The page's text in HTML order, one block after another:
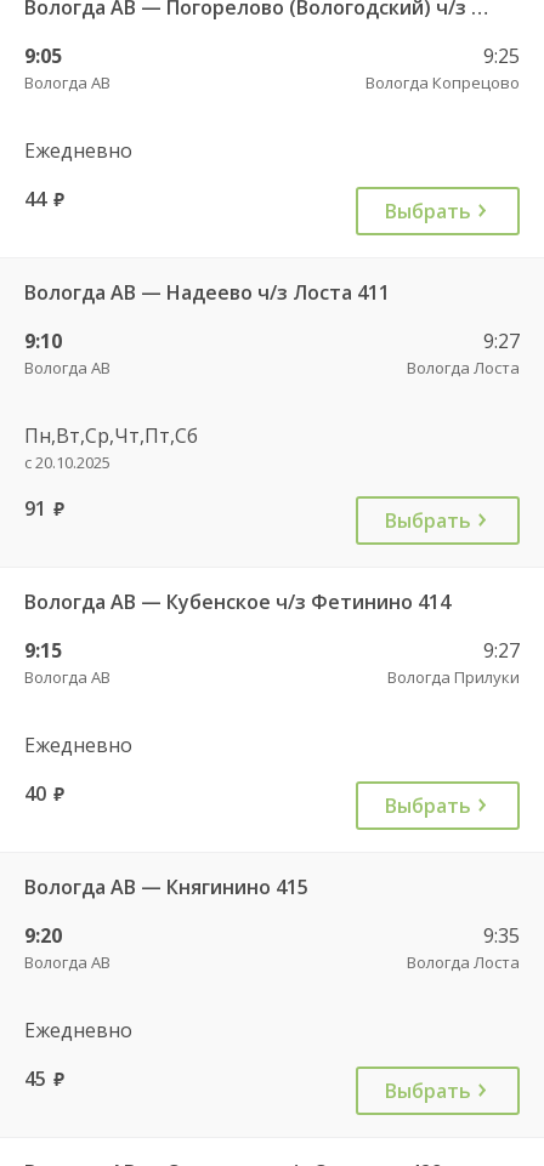
Вологда АВ — Погорелово (Вологодский) ч/з Новый Источник 422
9:05
Вологда АВ
9:25
Вологда Копрецово
Ежедневно
44 руб. Выбрать
Вологда АВ — Надеево ч/з Лоста 411
9:10
Вологда АВ
9:27
Вологда Лоста
Пн,Вт,Ср,Чт,Пт,Сб
с 20.10.2025
91 руб. Выбрать
Вологда АВ — Кубенское ч/з Фетинино 414
9:15
Вологда АВ
9:27
Вологда Прилуки
Ежедневно
40 руб. Выбрать
Вологда АВ — Княгинино 415
9:20
Вологда АВ
9:35
Вологда Лоста
Ежедневно
45 руб. Выбрать